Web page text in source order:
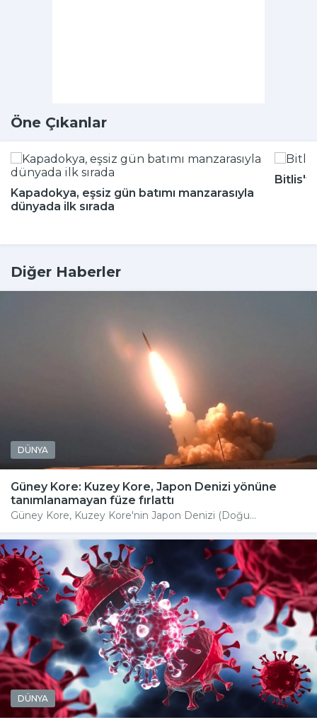
Öne Çıkanlar
Kapadokya, eşsiz gün batımı manzarasıyla
dünyada ilk sırada
Diğer Haberler
DÜNYA
Güney Kore: Kuzey Kore, Japon Denizi yönüne
tanımlanamayan füze fırlattı
Güney Kore, Kuzey Kore'nin Japon Denizi (Doğu...
DÜNYA